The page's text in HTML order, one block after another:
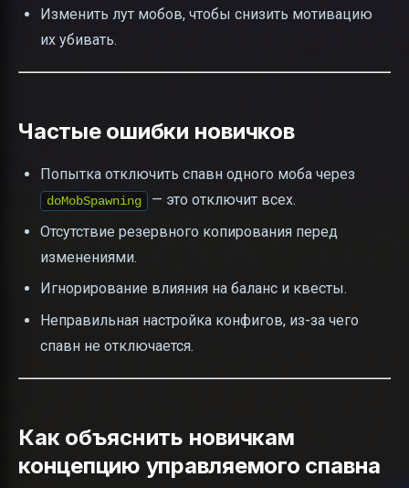
Изменить лут мобов, чтобы снизить мотивацию
их убивать.
Частые ошибки новичков
Попытка отключить спавн одного моба через
doMobSpawning
— это отключит всех.
Отсутствие резервного копирования перед
изменениями.
Игнорирование влияния на баланс и квесты.
Неправильная настройка конфигов, из-за чего
спавн не отключается.
Как объяснить новичкам
концепцию управляемого спавна